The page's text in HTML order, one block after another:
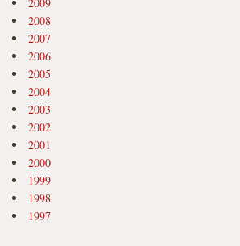
2008
2007
2006
2005
2004
2003
2002
2001
2000
1999
1998
1997